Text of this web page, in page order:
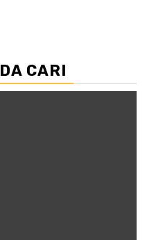
CARI